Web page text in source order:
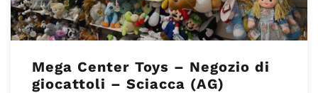
Mega Center Toys – Negozio di
giocattoli – Sciacca (AG)